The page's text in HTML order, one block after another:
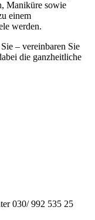
Maniküre sowie
einem
werden.
– vereinbaren Sie
die ganzheitliche
030/ 992 535 25